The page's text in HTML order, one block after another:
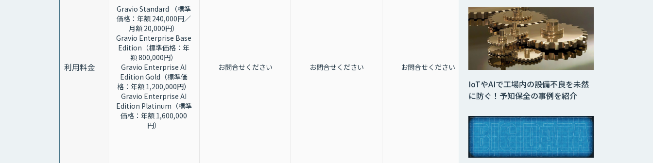
利用料金
Gravio Standard （標準
価格：年額 240,000円／
月額 20,000円）
Gravio Enterprise Base
Edition（標準価格：年
額 800,000円）
Gravio Enterprise AI
Edition Gold（標準価
格：年額 1,200,000円）
Gravio Enterprise AI
Edition Platinum（標準
価格：年額 1,600,000
円）
お問合せください お問合せください お問合せください お問合せください
標準価格：￥1,500,000
年間保守：￥75,000
〇サブスクリプションラ
イセンス版（年額）
標準価格：￥320,000
※使用するPC1台あたり
にライセンスが必要とな
PoCサービス（有償）な
ど対応可能ですので、お
問い合わせください。
IoTやAIで工場内の設備不良を未然
に防ぐ！予知保全の事例を紹介